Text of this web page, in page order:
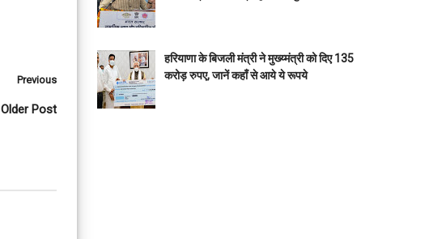
Previous
Older Post
हरियाणा के बिजली मंत्री ने मुख्य्मंत्री को दिए 135
करोड़ रुपए, जानें कहाँ से आये ये रूपये